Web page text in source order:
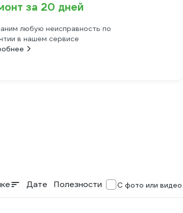
за 20 дней
любую неисправность по
в нашем сервисе
Дате Полезности С фото или видео